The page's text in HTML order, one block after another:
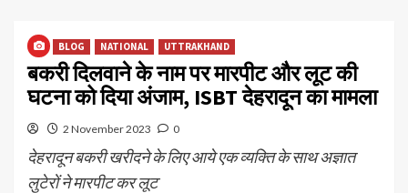
BLOG NATIONAL UTTRAKHAND
बकरी दिलवाने के नाम पर मारपीट और लूट की
घटना को दिया अंजाम, ISBT देहरादून का मामला
2 November 2023 0
देहरादून बकरी खरीदने के लिए आये एक व्यक्ति के साथ अज्ञात
लुटेरों ने मारपीट कर लूट